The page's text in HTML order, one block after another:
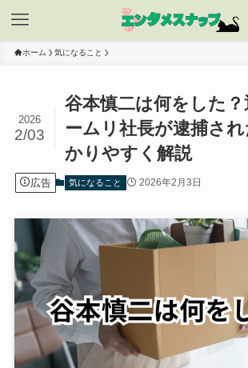
ホーム 気になること
谷本慎二は何をした
ームリ社長が逮捕さ
かりやすく解説
2026
2/03
広告 気になること 2026年2月3日